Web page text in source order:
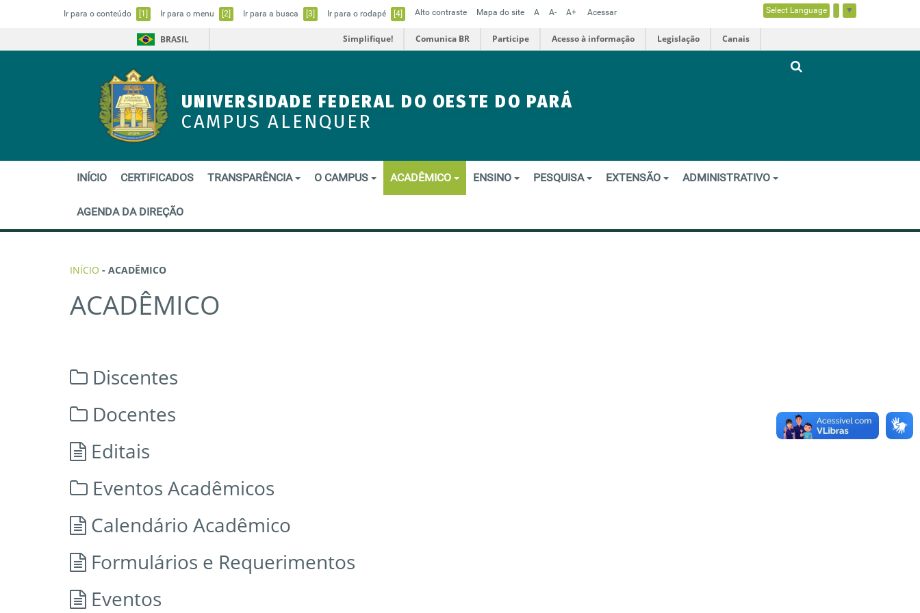
Ir para o conteúdo [1] Ir para o menu [2] Ir para a busca [3] Ir para o rodapé [4] Alto contraste Mapa do site A A- A+ Acessar Select Language ▼
BRASIL Simplifique! Comunica BR Participe Acesso à informação Legislação Canais
UNIVERSIDADE FEDERAL DO OESTE DO PARÁ
CAMPUS ALENQUER
INÍCIO CERTIFICADOS TRANSPARÊNCIA O CAMPUS ACADÊMICO ENSINO PESQUISA EXTENSÃO ADMINISTRATIVO
AGENDA DA DIREÇÃO
INÍCIO - ACADÊMICO
ACADÊMICO
Discentes
Docentes
Editais
Eventos Acadêmicos
Calendário Acadêmico
Formulários e Requerimentos
Eventos